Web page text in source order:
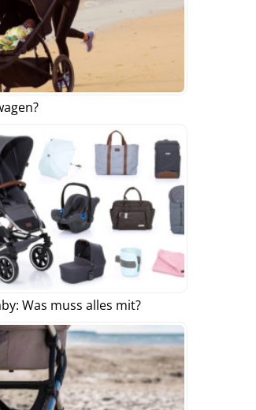
Was muss alles mit?